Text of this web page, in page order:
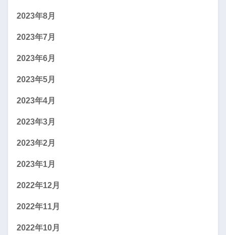
2023年8月
2023年7月
2023年6月
2023年5月
2023年4月
2023年3月
2023年2月
2023年1月
2022年12月
2022年11月
2022年10月